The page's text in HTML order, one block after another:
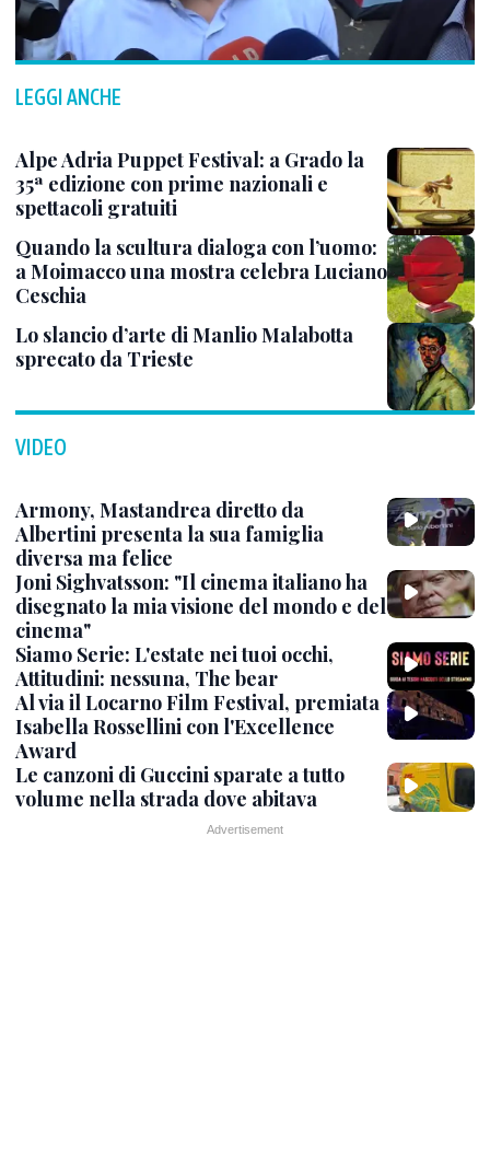
LEGGI ANCHE
Alpe Adria Puppet Festival: a Grado la
35ª edizione con prime nazionali e
spettacoli gratuiti
Quando la scultura dialoga con l’uomo:
a Moimacco una mostra celebra Luciano
Ceschia
Lo slancio d’arte di Manlio Malabotta
sprecato da Trieste
VIDEO
Armony, Mastandrea diretto da
Albertini presenta la sua famiglia
diversa ma felice
Joni Sighvatsson: "Il cinema italiano ha
disegnato la mia visione del mondo e del
cinema"
Siamo Serie: L'estate nei tuoi occhi,
Attitudini: nessuna, The bear
Al via il Locarno Film Festival, premiata
Isabella Rossellini con l'Excellence
Award
Le canzoni di Guccini sparate a tutto
volume nella strada dove abitava